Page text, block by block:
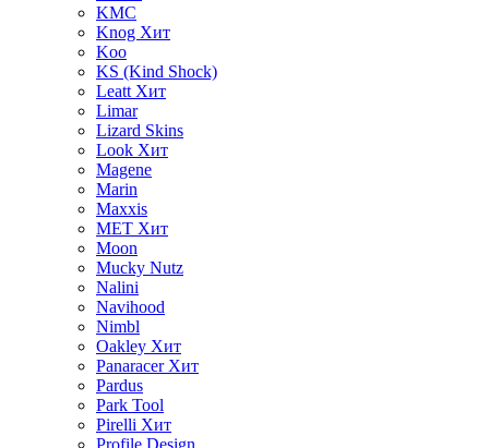
KMC
Knog Хит
Koo
KS (Kind Shock)
Leatt Хит
Limar
Lizard Skins
Look Хит
Magene
Marin
Maxxis
MET Хит
Moon
Mucky Nutz
Nalini
Navihood
Nimbl
Oakley Хит
Panaracer Хит
Pardus
Park Tool
Pirelli Хит
Profile Design